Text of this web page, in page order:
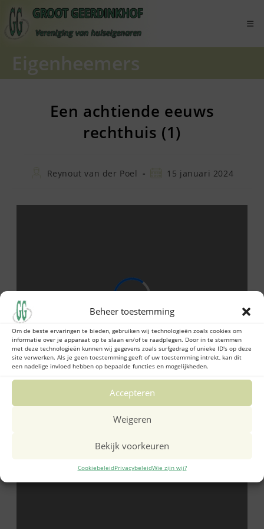
Beheer toestemming
Om de beste ervaringen te bieden, gebruiken wij technologieën zoals cookies om
informatie over je apparaat op te slaan en/of te raadplegen. Door in te stemmen
met deze technologieën kunnen wij gegevens zoals surfgedrag of unieke ID's op deze
site verwerken. Als je geen toestemming geeft of uw toestemming intrekt, kan dit
een nadelige invloed hebben op bepaalde functies en mogelijkheden.
Accepteren
Weigeren
Bekijk voorkeuren
CookiebeleidPrivacybeleidWie zijn wij?
naar
inhoud
Eigenheemers
Een achtiende eeuws
rechthuis (1)
BerichtReynout van der Poel
Bericht15 januari 2024